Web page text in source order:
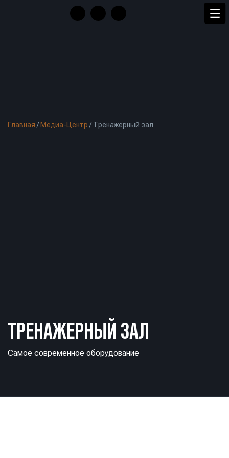
Главная / Медиа-Центр /Тренажерный зал
ТРЕНАЖЕРНЫЙ ЗАЛ
Самое современное оборудование